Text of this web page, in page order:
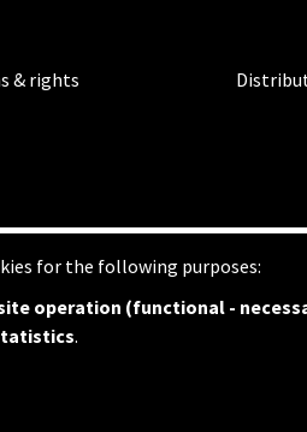
& rights
BF wants
for the following purposes:
operation (functional -
.